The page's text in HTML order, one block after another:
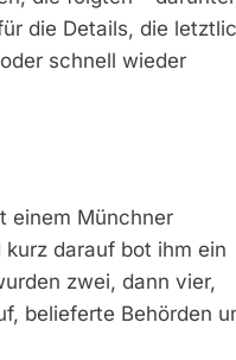
die Details, die
schnell wieder
einem Münchner
darauf bot ihm ein
zwei, dann vier,
belieferte Behörden